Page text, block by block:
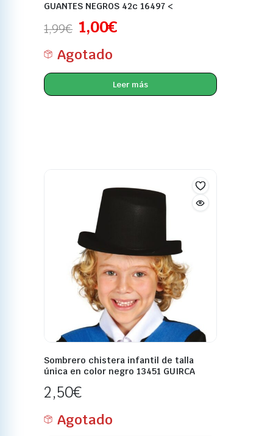
GUANTES NEGROS 42c 16497 <
1,99€ 1,00€
Agotado
Leer más
Sombrero chistera infantil de talla
única en color negro 13451 GUIRCA
2,50€
Agotado